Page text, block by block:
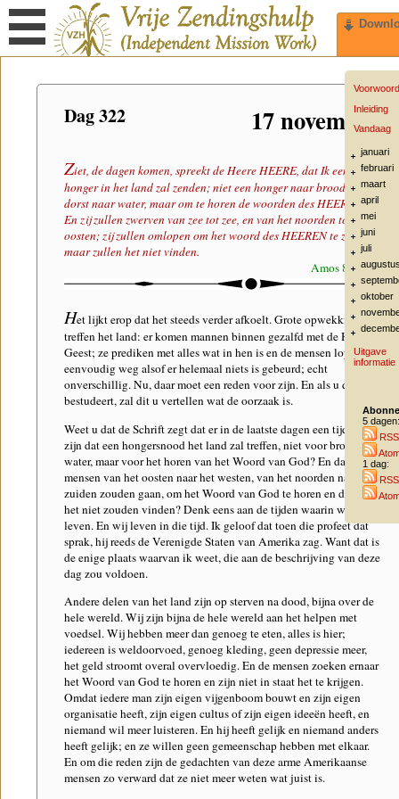
Voorwoord
Inleiding
Vandaag
januari
februari
maart
april
mei
juni
juli
oktober
Uitgave
informatie
5 dagen:
RSS
1 dag:
RSS
17 november
Dag 322
Ziet, de dagen komen, spreekt de Heere HEERE, dat Ik een
honger in het land zal zenden; niet een honger naar brood, noch
dorst naar water, maar om te horen de woorden des HEEREN.
En zij zullen zwerven van zee tot zee, en van het noorden tot het
oosten; zij zullen omlopen om het woord des HEEREN te zoeken,
maar zullen het niet vinden.
Amos 8:11-12
Het lijkt erop dat het steeds verder afkoelt. Grote opwekkingen
treffen het land: er komen mannen binnen gezalfd met de Heilige
Geest; ze prediken met alles wat in hen is en de mensen lopen
eenvoudig weg alsof er helemaal niets is gebeurd; echt
onverschillig. Nu, daar moet een reden voor zijn. En als u dit
bestudeert, zal dit u vertellen wat de oorzaak is.
Weet u dat de Schrift zegt dat er in de laatste dagen een tijd zal
zijn dat een hongersnood het land zal treffen, niet voor brood en
water, maar voor het horen van het Woord van God? En dat de
mensen van het oosten naar het westen, van het noorden naar het
zuiden zouden gaan, om het Woord van God te horen en dat ze
het niet zouden vinden? Denk eens aan de tijden waarin wij
leven. En wij leven in die tijd. Ik geloof dat toen die profeet dat
sprak, hij reeds de Verenigde Staten van Amerika zag. Want dat is
de enige plaats waarvan ik weet, die aan de beschrijving van deze
dag zou voldoen.
Andere delen van het land zijn op sterven na dood, bijna over de
hele wereld. Wij zijn bijna de hele wereld aan het helpen met
voedsel. Wij hebben meer dan genoeg te eten, alles is hier;
iedereen is weldoorvoed, genoeg kleding, geen depressie meer,
het geld stroomt overal overvloedig. En de mensen zoeken ernaar
het Woord van God te horen en zijn niet in staat het te krijgen.
Omdat iedere man zijn eigen vijgenboom bouwt en zijn eigen
organisatie heeft, zijn eigen cultus of zijn eigen ideeën heeft, en
niemand wil meer luisteren. En hij heeft gelijk en niemand anders
heeft gelijk; en ze willen geen gemeenschap hebben met elkaar.
En om die reden zijn de gedachten van deze arme Amerikaanse
mensen zo verward dat ze niet meer weten wat juist is.